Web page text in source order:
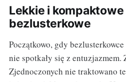
Lekkie i
bezlusterkowe
Początkowo, gdy
nie spotkały się z entuzjazmem.
Zjednoczonych nie traktowano